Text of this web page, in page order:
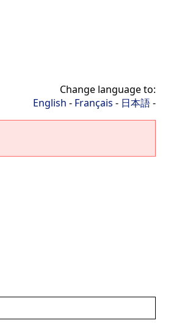
Change language to:
English - Français - 日本語-